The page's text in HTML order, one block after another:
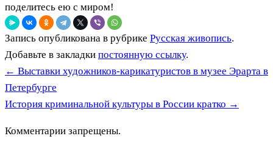
поделитесь ею с миром!
Запись опубликована в рубрике Русская живопись.
Добавьте в закладки постоянную ссылку.
← Выставки художников-карикатуристов в музее Эрарта в
Петербурге
История криминальной культуры в России кратко →
Комментарии запрещены.